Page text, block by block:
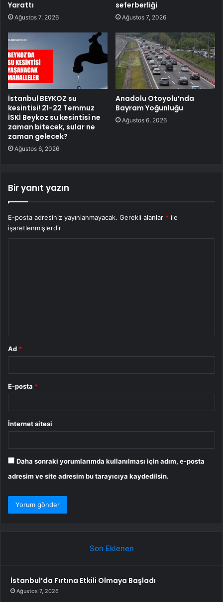
Yarattı
Ağustos 7, 2026
seferberliği
Ağustos 7, 2026
İstanbul BEYKOZ su
kesintisi! 21-22 Temmuz
İSKİ Beykoz su kesintisi ne
zaman bitecek, sular ne
zaman gelecek?
Ağustos 6, 2026
Anadolu Otoyolu’nda
Bayram Yoğunluğu
Ağustos 6, 2026
Bir yanıt yazın
E-posta adresiniz yayınlanmayacak. Gerekli alanlar * ile
işaretlenmişlerdir
Ad *
E-posta *
İnternet sitesi
Daha sonraki yorumlarımda kullanılması için adım, e-posta
adresim ve site adresim bu tarayıcıya kaydedilsin.
Son Eklenen
İstanbul’da Fırtına Etkili Olmaya Başladı
Ağustos 7, 2026